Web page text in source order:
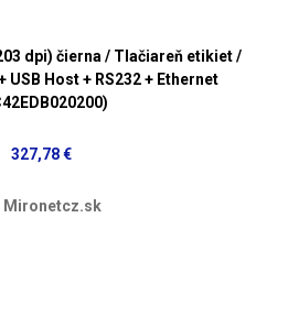
dpi) čierna / Tlačiareň etikiet /
USB Host + RS232 + Ethernet
327,78 €
Mironetcz.sk